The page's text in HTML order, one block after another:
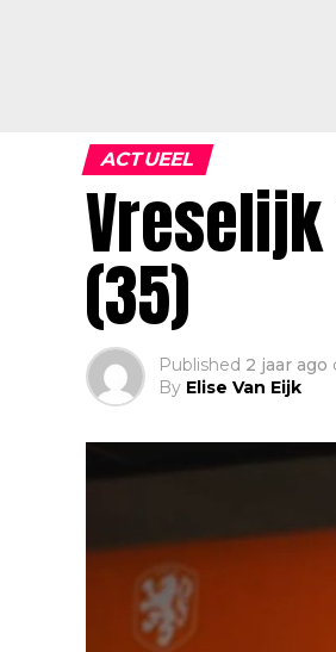
ACTUEEL
(35)
Published 2 jaar ago
By Elise Van Eijk